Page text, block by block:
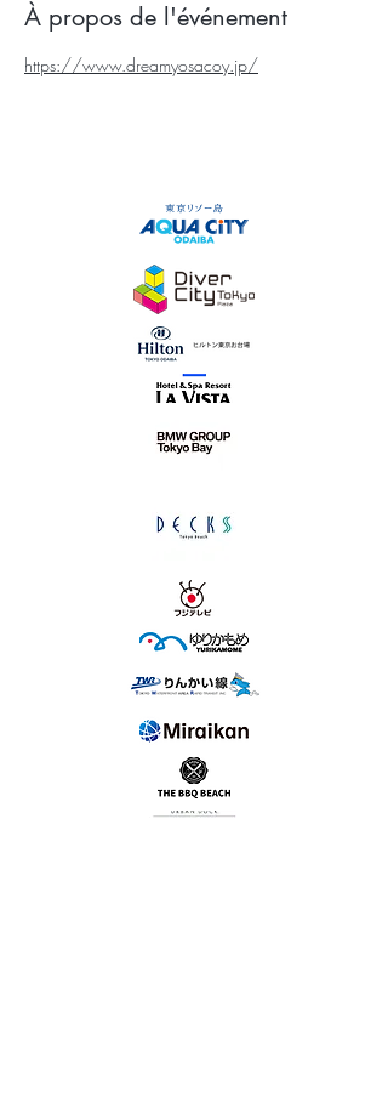
À propos de l'événement
https://www.dreamyosacoy.jp/